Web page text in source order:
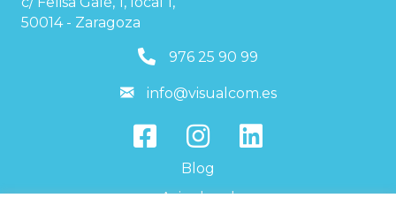
50014 - Zaragoza
976259099
976 25 90 99
info@visualcom.es
info@visualcom.es
Blog